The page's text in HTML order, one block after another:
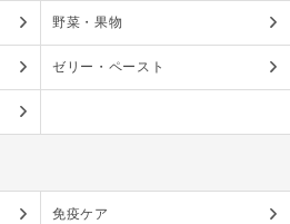
野菜・果物
ゼリー・ペースト
免疫ケア